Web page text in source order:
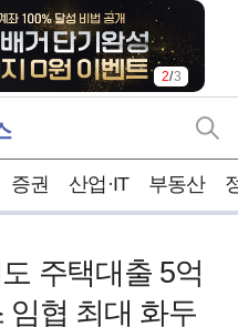
2/3
증권 산업·IT 부동산
주택대출 5억
협 최대 화두